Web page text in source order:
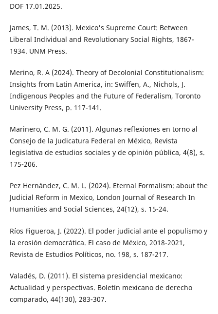
DOF 17.01.2025.
James, T. M. (2013). Mexico's Supreme Court: Between
Liberal Individual and Revolutionary Social Rights, 1867-
1934. UNM Press.
Merino, R. A (2024). Theory of Decolonial Constitutionalism:
Insights from Latin America, in: Swiffen, A., Nichols, J.
Indigenous Peoples and the Future of Federalism, Toronto
University Press, p. 117-141.
Marinero, C. M. G. (2011). Algunas reflexiones en torno al
Consejo de la Judicatura Federal en México, Revista
legislativa de estudios sociales y de opinión pública, 4(8), s.
175-206.
Pez Hernández, C. M. L. (2024). Eternal Formalism: about the
Judicial Reform in Mexico, London Journal of Research In
Humanities and Social Sciences, 24(12), s. 15-24.
Ríos Figueroa, J. (2022). El poder judicial ante el populismo y
la erosión democrática. El caso de México, 2018-2021,
Revista de Estudios Políticos, no. 198, s. 187-217.
Valadés, D. (2011). El sistema presidencial mexicano:
Actualidad y perspectivas. Boletín mexicano de derecho
comparado, 44(130), 283-307.